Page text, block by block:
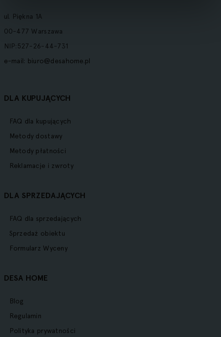
ul. Piękna 1A
00-477 Warszawa
NIP:527-26-44-731
e-mail: biuro@desahome.pl
DLA KUPUJĄCYCH
FAQ dla kupujących
Metody dostawy
Metody płatności
Reklamacje i zwroty
DLA SPRZEDAJĄCYCH
FAQ dla sprzedających
Sprzedaż obiektu
Formularz Wyceny
DESA HOME
Blog
Regulamin
Polityka prywatności